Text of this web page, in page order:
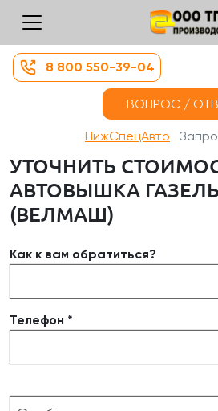
8 800 550-39-04
ВОПРОС /
НижСпецАвто
УТОЧНИТЬ
АВТОВЫШКА ГАЗЕЛЬ
(ВЕЛМАШ)
Как к вам обратиться?
Телефон *